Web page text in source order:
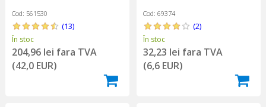
Cod: 561530
(13)
În stoc
204,96 lei fara TVA
(42,0 EUR)
Cod: 69374
(2)
În stoc
32,23 lei fara TVA
(6,6 EUR)